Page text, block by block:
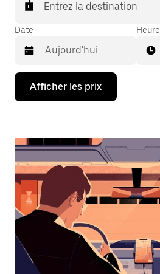
Entrez la destination
Date
Appuyez
la
bas
interagir
avec
calendrier
et
sélectionner
une
date.
Appuyez
Heure
Afficher les prix